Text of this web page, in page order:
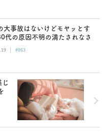
大事故はないけどモヤッとす
代の原因不明の満たされなさ
| #063
じ